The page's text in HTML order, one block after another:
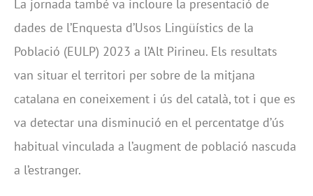
La jornada també va incloure la presentació de
dades de l’Enquesta d’Usos Lingüístics de la
Població (EULP) 2023 a l’Alt Pirineu. Els resultats
van situar el territori per sobre de la mitjana
catalana en coneixement i ús del català, tot i que es
va detectar una disminució en el percentatge d’ús
habitual vinculada a l’augment de població nascuda
a l’estranger.